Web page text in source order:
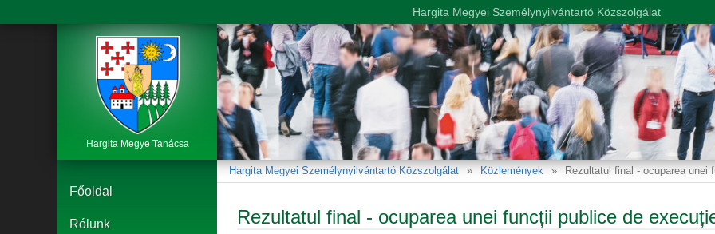
Főoldal
Rólunk
Hargita Megyei Személynyilvántartó Közszolgálat Közlemények Rezultatul final - ocuparea unei
Rezultatul final - ocuparea unei funcții publice de
Hargita Megyei Személynyilvántartó Közszolgálat
Hargita Megye Tanácsa